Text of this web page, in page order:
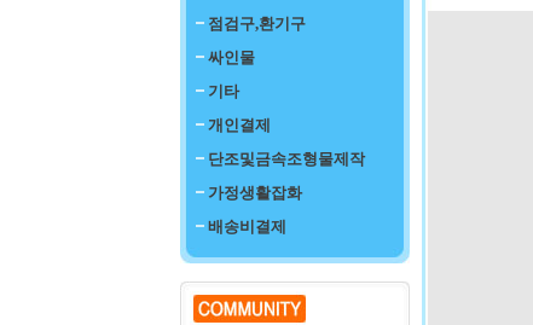
점검구,환기구
싸인물
기타
개인결제
단조및금속조형물제작
가정생활잡화
배송비결제